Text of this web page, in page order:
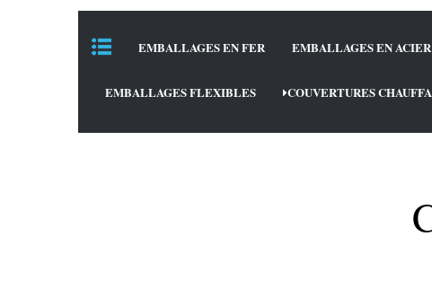
EMBALLAGES EN FER EMBALLAGES EN
EMBALLAGES FLEXIBLES COUVERTURES